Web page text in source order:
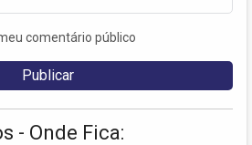
comentário público
- Onde Fica: